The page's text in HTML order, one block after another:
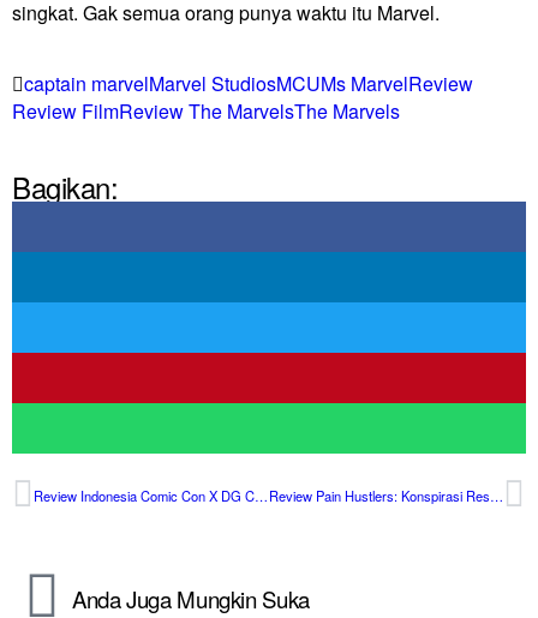
singkat. Gak semua orang punya waktu itu Marvel.
captain marvelMarvel StudiosMCUMs MarvelReview
Review FilmReview The MarvelsThe Marvels
Bagikan:
Review Indonesia Comic Con X DG Con 2023: Bigger, Better, Gamer Review Pain Hustlers: Konspirasi Resep Opioid yang Bikin Koit
Anda Juga Mungkin Suka